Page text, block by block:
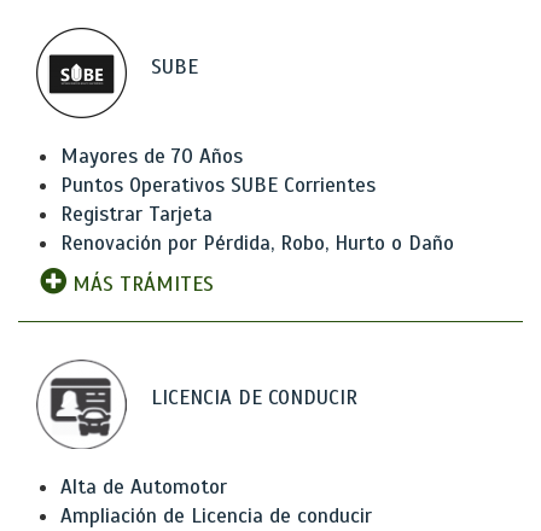
SUBE
Mayores de 70 Años
Puntos Operativos SUBE Corrientes
Registrar Tarjeta
Renovación por Pérdida, Robo, Hurto o Daño
MÁS TRÁMITES
LICENCIA DE CONDUCIR
Alta de Automotor
Ampliación de Licencia de conducir